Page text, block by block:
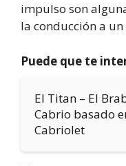
impulso son
la conducción a
Puede que te
El Titan – El
Cabrio basado
Cabriolet